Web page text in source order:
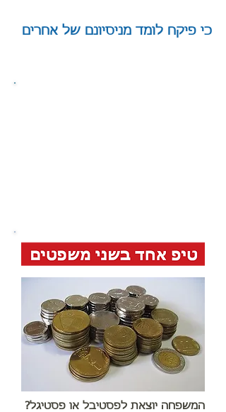
כי פיקח לומד מניסיונם של אחרים
המשפחה יוצאת לפסטיבל או פסטיגל?